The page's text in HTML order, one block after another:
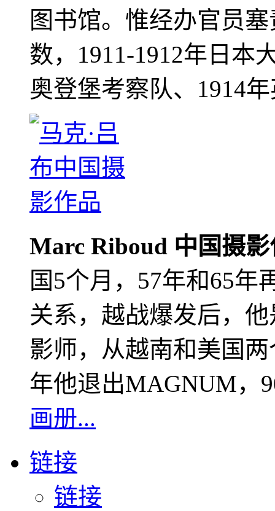
图书馆。惟经办官员
数，1911-1912年日本
奥登堡考察队、1914
Marc Riboud 中国摄
国5个月，57年和65年
关系，越战爆发后，
影师，从越南和美国
年他退出MAGNUM，
画册...
链接
链接